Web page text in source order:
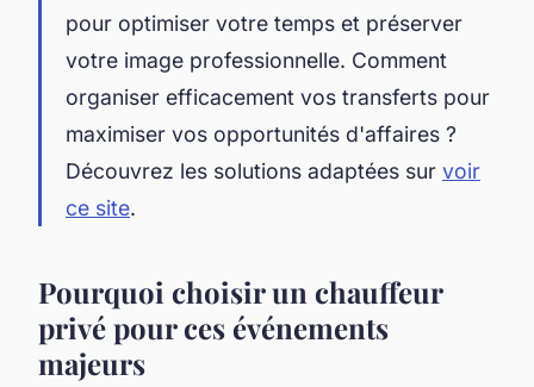
pour optimiser votre temps et préserver
votre image professionnelle. Comment
organiser efficacement vos transferts pour
maximiser vos opportunités d'affaires ?
Découvrez les solutions adaptées sur voir
ce site.
Pourquoi choisir un chauffeur
privé pour ces événements
majeurs